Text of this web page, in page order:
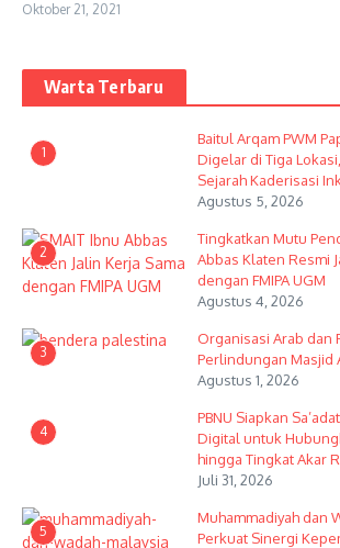
Oktober 21, 2021
Warta Terbaru
1
Baitul Arqam PWM
Digelar di Tiga
Sejarah Kaderisasi
Agustus 5, 2026
2
Tingkatkan Mutu
Abbas Klaten Resmi
dengan FMIPA UGM
Agustus 4, 2026
3
Organisasi Arab dan
Perlindungan Masjid
Agustus 1, 2026
4
PBNU Siapkan
Digital untuk
hingga Tingkat Akar
Juli 31, 2026
5
Muhammadiyah dan
Perkuat Sinergi